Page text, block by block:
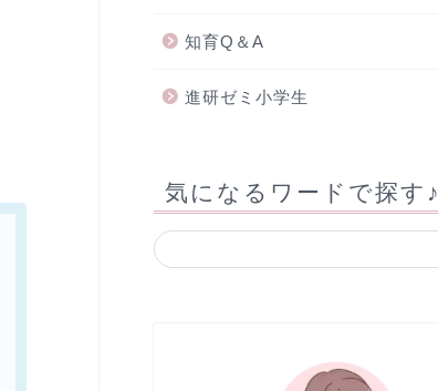
知育Q＆A
進研ゼミ小学生
気になるワードで探す♪